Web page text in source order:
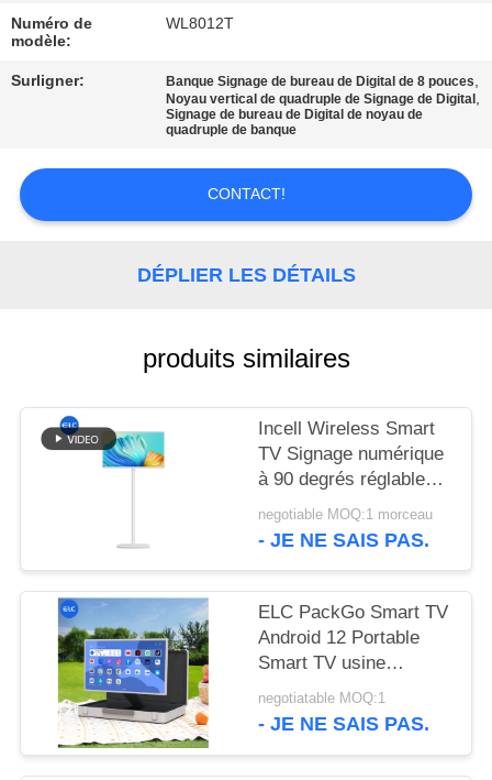
CONTACTEZ-
NOUS
DEMANDEZ
UNE
CITATION
MATIÈRE
DE
PROTECTION
VIE
PRIVÉE
Numéro de
modèle:
WL8012T
Surligner: Banque Signage de bureau de Digital de 8 pouces,
Noyau vertical de quadruple de Signage de Digital ,
Signage de bureau de Digital de noyau de
quadruple de banque
CONTACT!
DÉPLIER LES DÉTAILS
produits similaires
Incell Wireless Smart
TV Signage numérique
à 90 degrés réglable
avec NFC à 13,56 MHz
negotiable MOQ:1 morceau
- JE NE SAIS PAS.
ELC PackGo Smart TV
Android 12 Portable
Smart TV usine
d'appareils
électroménagers
negotiatable MOQ:1
- JE NE SAIS PAS.